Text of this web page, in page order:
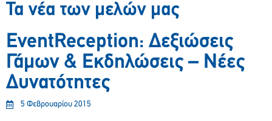
Τα νέα των μελών μας
EventReception: Δεξιώσεις
Γάμων & Εκδηλώσεις – Νέες
Δυνατότητες
5 Φεβρουαρίου 2015